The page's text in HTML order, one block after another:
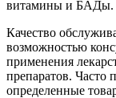
витамины и БАДы.
Качество
возможностью
применения
препаратов. Часто
определенные